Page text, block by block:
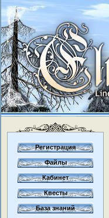
Регистрация
Файлы
Кабинет
Квесты
База знаний